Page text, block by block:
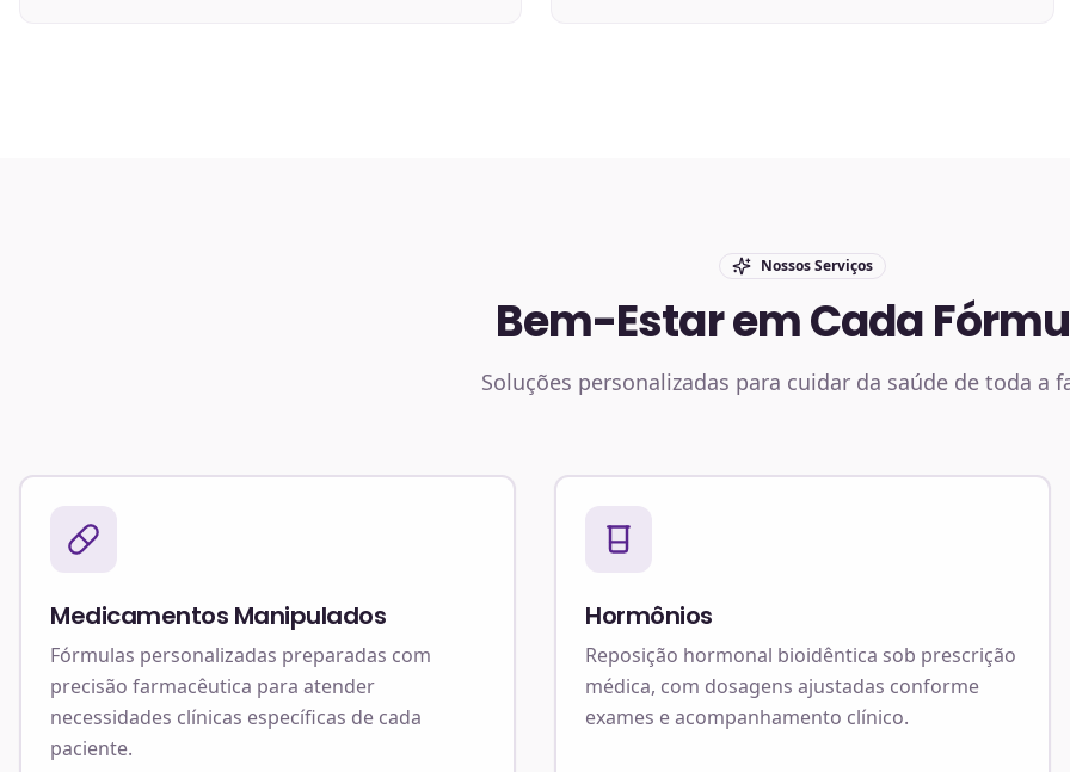
Nossos Serviços
Bem-Estar em Cada
Soluções personalizadas para cuidar da saúde de toda a
Medicamentos Manipulados
Fórmulas personalizadas preparadas com
precisão farmacêutica para atender
necessidades clínicas específicas de cada
paciente.
Hormônios
Reposição hormonal bioidêntica sob prescrição
médica, com dosagens ajustadas conforme
exames e acompanhamento clínico.